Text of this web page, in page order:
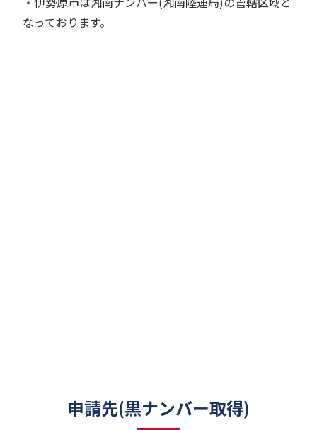
なっております。
申請先(黒ナンバー取得)